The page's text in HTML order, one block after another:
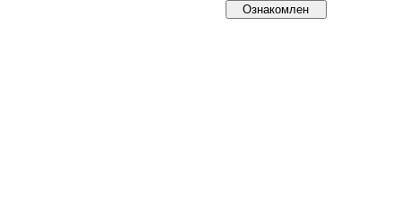
Ознакомлен